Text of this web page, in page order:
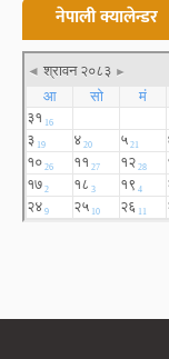
नेपाली क्यालेन्डर